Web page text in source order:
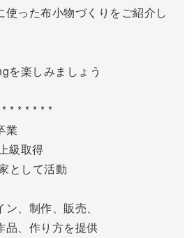
使った布小物づくりをご紹介し
を楽しみましょう
* * * * * *
業
級取得
として活動
、制作、販売、
品、作り方を提供